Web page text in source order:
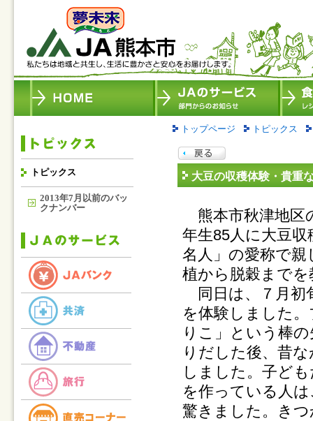
トピックス
2013年7月以前のバッ
クナンバー
トップページ トピックス
大豆の収穫体験・貴重
熊本市秋津地区
年生85人に大豆
名人」の愛称で
植から脱穀まで
同日は、７月初
を体験しました
りこ」という棒
りだした後、昔
しました。子ど
を作っている人
驚きました。き